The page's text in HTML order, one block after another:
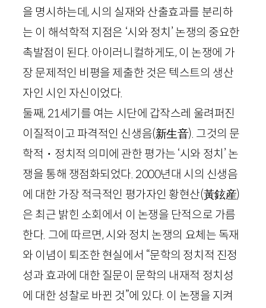
을 명시하는데, 시의 실재와 산출효과를 분리하
는 이 해석학적 지점은 ‘시와 정치’ 논쟁의 중요한
촉발점이 된다. 아이러니컬하게도, 이 논쟁에 가
장 문제적인 비평을 제출한 것은 텍스트의 생산
자인 시인 자신이었다.
둘째, 21세기를 여는 시단에 갑작스레 울려퍼진
이질적이고 파격적인 신생음(新生音). 그것의 문
학적・정치적 의미에 관한 평가는 ‘시와 정치’ 논
쟁을 통해 쟁점화되었다. 2000년대 시의 신생음
에 대한 가장 적극적인 평가자인 황현산(黃鉉産)
은 최근 밝힌 소회에서 이 논쟁을 단적으로 가름
한다. 그에 따르면, 시와 정치 논쟁의 요체는 독재
와 이념이 퇴조한 현실에서 “문학의 정치적 진정
성과 효과에 대한 질문이 문학의 내재적 정치성
에 대한 성찰로 바뀐 것”에 있다. 이 논쟁을 지켜